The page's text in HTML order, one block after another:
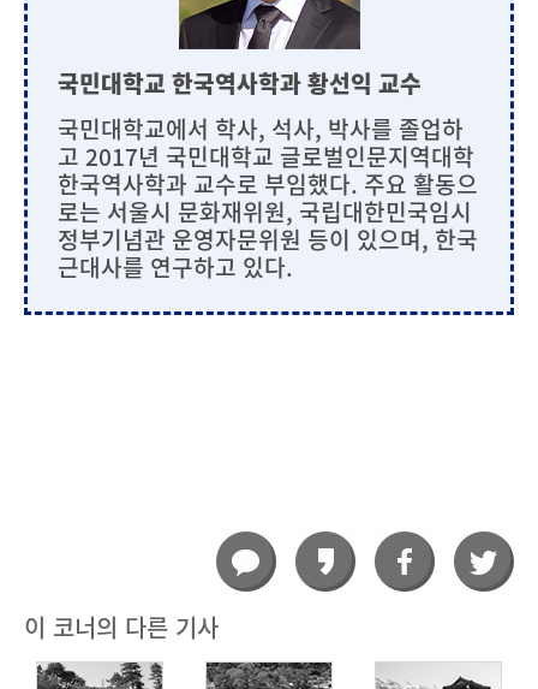
국민대학교 한국역사학과 황선익 교수
국민대학교에서 학사, 석사, 박사를 졸업하
고 2017년 국민대학교 글로벌인문지역대학
한국역사학과 교수로 부임했다. 주요 활동으
로는 서울시 문화재위원, 국립대한민국임시
정부기념관 운영자문위원 등이 있으며, 한국
근대사를 연구하고 있다.
이 코너의 다른 기사